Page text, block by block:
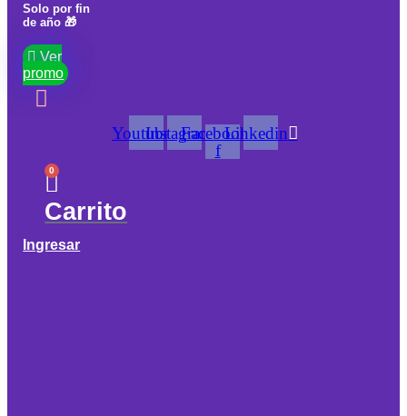
Solo por fin
de año 🎁
Ver
promo
YoutubeInstagramFacebook-
f
Linkedin
0
Carrito
Ingresar